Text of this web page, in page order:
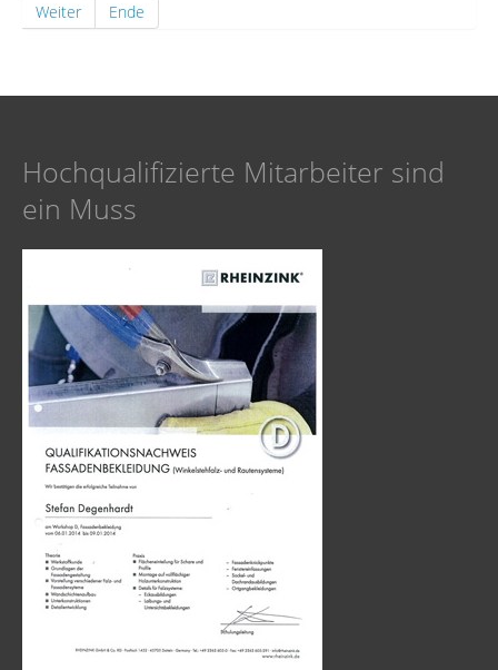
Weiter
Ende
Hoch­qualifizierte Mitarbeiter sind
ein Muss